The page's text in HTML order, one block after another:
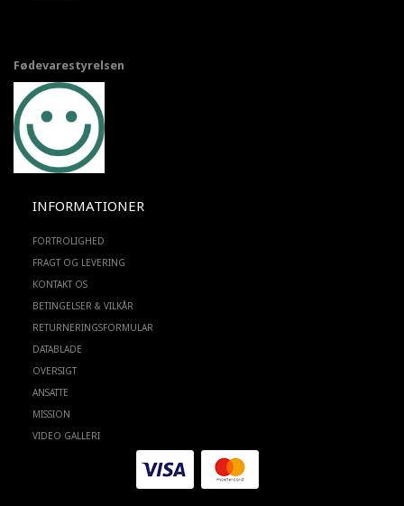
Fødevarestyrelsen
INFORMATIONER
FORTROLIGHED
FRAGT OG LEVERING
KONTAKT OS
BETINGELSER & VILKÅR
RETURNERINGSFORMULAR
DATABLADE
OVERSIGT
ANSATTE
MISSION
VIDEO GALLERI